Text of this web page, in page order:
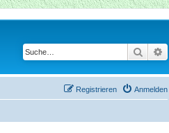
Suche
Anmelden
Registrieren